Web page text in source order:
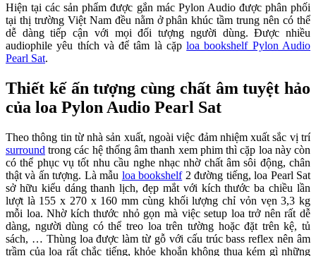
Hiện tại các sản phẩm được gắn mác Pylon Audio được phân phối
tại thị trường Việt Nam đều nằm ở phân khúc tầm trung nên có thể
dễ dàng tiếp cận với mọi đối tượng người dùng. Được nhiều
audiophile yêu thích và để tâm là cặploa bookshelf Pylon Audio
Pearl Sat.
Thiết kế ấn tượng cùng chất âm tuyệt hảo
của loa Pylon Audio Pearl Sat
Theo thông tin từ nhà sản xuất, ngoài việc đảm nhiệm xuất sắc vị trí
surround trong các hệ thống âm thanh xem phim thì cặp loa này còn
có thể phục vụ tốt nhu cầu nghe nhạc nhờ chất âm sôi động, chân
thật và ấn tượng. Là mẫu loa bookshelf2 đường tiếng, loa Pearl Sat
sở hữu kiểu dáng thanh lịch, đẹp mắt với kích thước ba chiều lần
lượt là 155 x 270 x 160 mm cùng khối lượng chỉ vỏn vẹn 3,3 kg
mỗi loa. Nhờ kích thước nhỏ gọn mà việc setup loa trở nên rất dễ
dàng, người dùng có thể treo loa trên tường hoặc đặt trên kệ, tủ
sách, … Thùng loa được làm từ gỗ với cấu trúc bass reflex nên âm
trầm của loa rất chắc tiếng, khỏe khoắn không thua kém gì những